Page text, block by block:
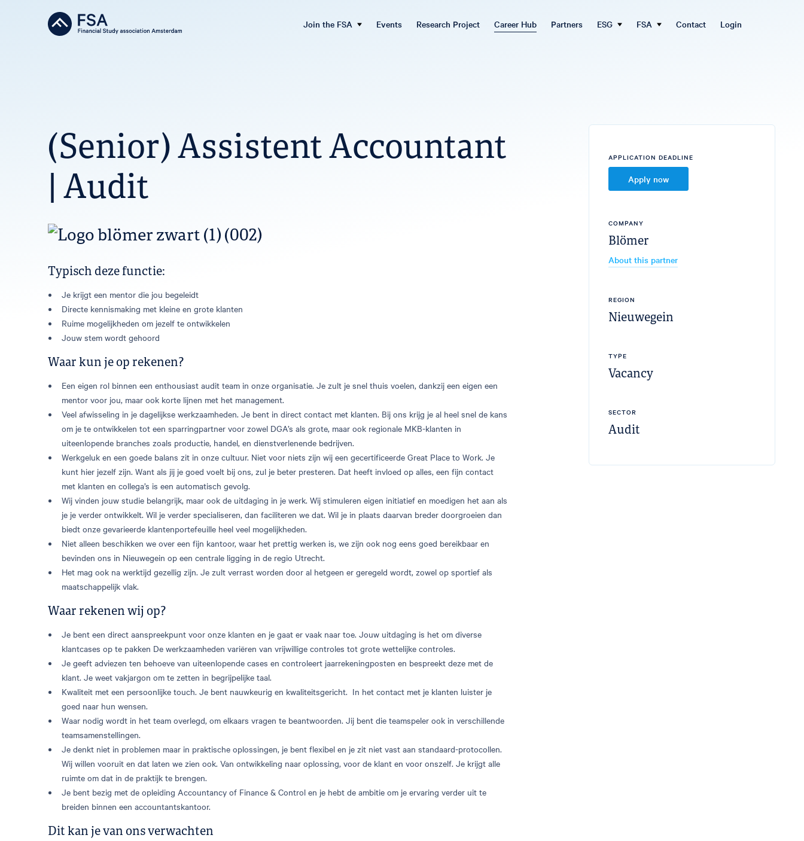
Join the FSA Events Research Project Career Hub Partners ESG FSA Contact Login
(Senior) Assistent Accountant
| Audit
Typisch deze functie:
Je krijgt een mentor die jou begeleidt
Directe kennismaking met kleine en grote klanten
Ruime mogelijkheden om jezelf te ontwikkelen
Jouw stem wordt gehoord
Waar kun je op rekenen?
Een eigen rol binnen een enthousiast audit team in onze organisatie. Je zult je snel thuis voelen, dankzij een eigen een
mentor voor jou, maar ook korte lijnen met het management.
Veel afwisseling in je dagelijkse werkzaamheden. Je bent in direct contact met klanten. Bij ons krijg je al heel snel de kans
om je te ontwikkelen tot een sparringpartner voor zowel DGA’s als grote, maar ook regionale MKB-klanten in
uiteenlopende branches zoals productie, handel, en dienstverlenende bedrijven.
Werkgeluk en een goede balans zit in onze cultuur. Niet voor niets zijn wij een gecertificeerde Great Place to Work. Je
kunt hier jezelf zijn. Want als jij je goed voelt bij ons, zul je beter presteren. Dat heeft invloed op alles, een fijn contact
met klanten en collega’s is een automatisch gevolg.
Wij vinden jouw studie belangrijk, maar ook de uitdaging in je werk. Wij stimuleren eigen initiatief en moedigen het aan als
je je verder ontwikkelt. Wil je verder specialiseren, dan faciliteren we dat. Wil je in plaats daarvan breder doorgroeien dan
biedt onze gevarieerde klantenportefeuille heel veel mogelijkheden.
Niet alleen beschikken we over een fijn kantoor, waar het prettig werken is, we zijn ook nog eens goed bereikbaar en
bevinden ons in Nieuwegein op een centrale ligging in de regio Utrecht.
Het mag ook na werktijd gezellig zijn. Je zult verrast worden door al hetgeen er geregeld wordt, zowel op sportief als
maatschappelijk vlak.
Waar rekenen wij op?
Je bent een direct aanspreekpunt voor onze klanten en je gaat er vaak naar toe. Jouw uitdaging is het om diverse
klantcases op te pakken De werkzaamheden variëren van vrijwillige controles tot grote wettelijke controles.
Je geeft adviezen ten behoeve van uiteenlopende cases en controleert jaarrekeningposten en bespreekt deze met de
klant. Je weet vakjargon om te zetten in begrijpelijke taal.
Kwaliteit met een persoonlijke touch. Je bent nauwkeurig en kwaliteitsgericht. In het contact met je klanten luister je
goed naar hun wensen.
Waar nodig wordt in het team overlegd, om elkaars vragen te beantwoorden. Jij bent die teamspeler ook in verschillende
teamsamenstellingen.
Je denkt niet in problemen maar in praktische oplossingen, je bent flexibel en je zit niet vast aan standaard-protocollen.
Wij willen vooruit en dat laten we zien ook. Van ontwikkeling naar oplossing, voor de klant en voor onszelf. Je krijgt alle
ruimte om dat in de praktijk te brengen.
Je bent bezig met de opleiding Accountancy of Finance & Control en je hebt de ambitie om je ervaring verder uit te
breiden binnen een accountantskantoor.
Dit kan je van ons verwachten
APPLICATION DEADLINE
Apply now
COMPANY
Blömer
About this partner
REGION
Nieuwegein
TYPE
Vacancy
SECTOR
Audit